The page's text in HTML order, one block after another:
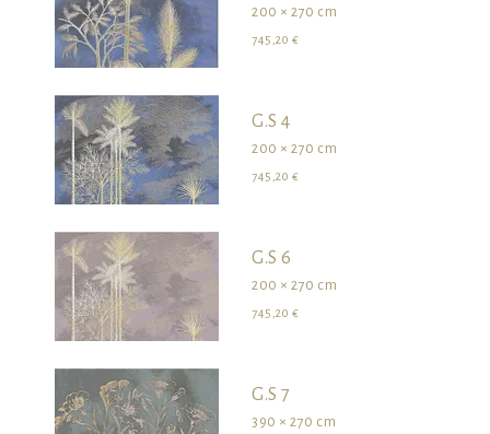
200 × 270 cm
745,20 €
G.S 4
200 × 270 cm
745,20 €
G.S 6
200 × 270 cm
745,20 €
G.S 7
390 × 270 cm